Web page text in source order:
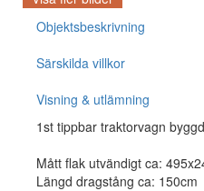
Objektsbeskrivning
Särskilda villkor
Visning & utlämning
1st tippbar traktorvagn
Mått flak utvändigt ca:
Längd dragstång ca: 150cm